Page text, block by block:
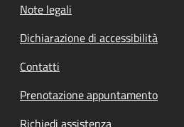
Note legali
Dichiarazione di accessibilità
Contatti
Prenotazione appuntamento
Richiedi assistenza